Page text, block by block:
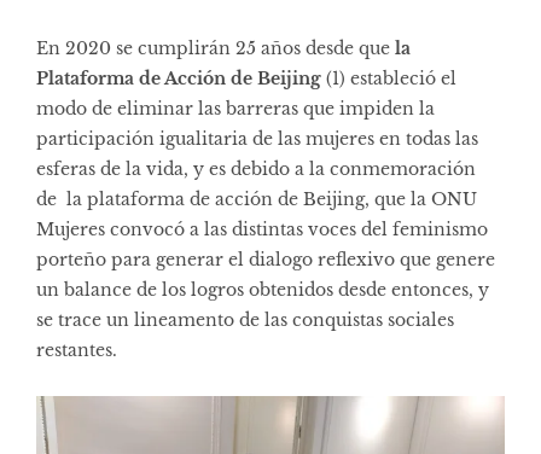
En 2020 se cumplirán 25 años desde que la
Plataforma de Acción de Beijing (1) estableció el
modo de eliminar las barreras que impiden la
participación igualitaria de las mujeres en todas las
esferas de la vida, y es debido a la conmemoración
de la plataforma de acción de Beijing, que la ONU
Mujeres convocó a las distintas voces del feminismo
porteño para generar el dialogo reflexivo que genere
un balance de los logros obtenidos desde entonces, y
se trace un lineamento de las conquistas sociales
restantes.